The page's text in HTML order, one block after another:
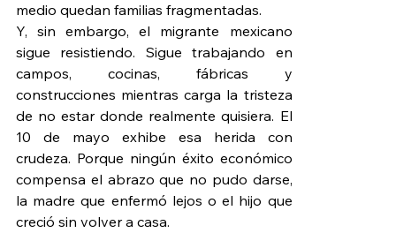
medio quedan familias fragmentadas.
Y, sin embargo, el migrante mexicano
sigue resistiendo. Sigue trabajando en
campos, cocinas, fábricas y
construcciones mientras carga la tristeza
de no estar donde realmente quisiera. El
10 de mayo exhibe esa herida con
crudeza. Porque ningún éxito económico
compensa el abrazo que no pudo darse,
la madre que enfermó lejos o el hijo que
creció sin volver a casa.